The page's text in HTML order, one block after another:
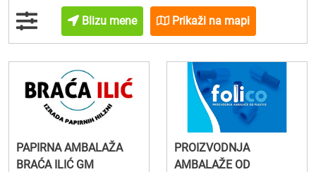
Blizu mene Prikaži na mapi
PAPIRNA AMBALAŽA
BRAĆA ILIĆ GM
PROIZVODNJA
AMBALAŽE OD